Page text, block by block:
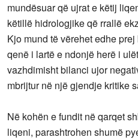
mundësuar që ujrat e këtij
këtillë hidrologjike që rrallë
Kjo mund të vërehet edhe
qenë i lartë e ndonjë herë i
vazhdimisht bilanci ujor
mbrijtur në një gjendje kritike
Në kohën e fundit në qarqet
liqeni, parashtrohen shumë